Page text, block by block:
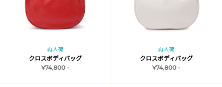
再入荷
クロスボディバッグ
¥74,800 -
再入荷
クロスボディバッグ
¥74,800 -